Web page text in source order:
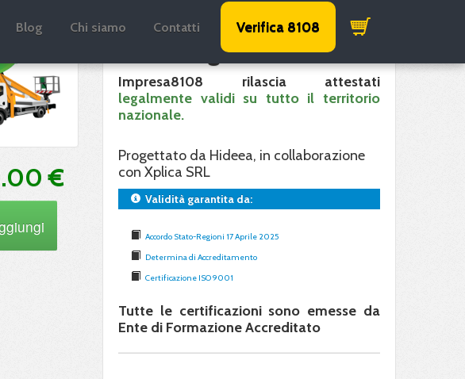
Blog Chi siamo Contatti Verifica 8108
€
Validità garantita
Impresa8108 rilascia attestati
legalmente validi su tutto il territorio
nazionale.
Progettato da Hideea, in collaborazione
con Xplica SRL
Validità garantita da:
Accordo Stato-Regioni 17 Aprile 2025
Determina di Accreditamento
Certificazione ISO 9001
Tutte le certificazioni sono emesse da
Ente di Formazione Accreditato